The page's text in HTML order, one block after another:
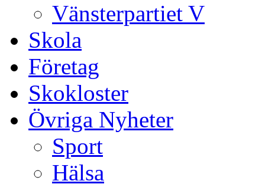
Vänsterpartiet V
Skola
Företag
Skokloster
Övriga Nyheter
Sport
Hälsa